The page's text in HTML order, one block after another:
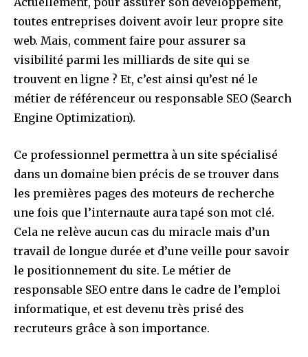
toutes entreprises doivent avoir leur propre site
web. Mais, comment faire pour assurer sa
visibilité parmi les milliards de site qui se
trouvent en ligne ? Et, c’est ainsi qu’est né le
métier de référenceur ou responsable SEO (Search
Engine Optimization).
Ce professionnel permettra à un site spécialisé
dans un domaine bien précis de se trouver dans
les premières pages des moteurs de recherche
une fois que l’internaute aura tapé son mot clé.
Cela ne relève aucun cas du miracle mais d’un
travail de longue durée et d’une veille pour savoir
le positionnement du site. Le métier de
responsable SEO entre dans le cadre de l’emploi
informatique, et est devenu très prisé des
recruteurs grâce à son importance.